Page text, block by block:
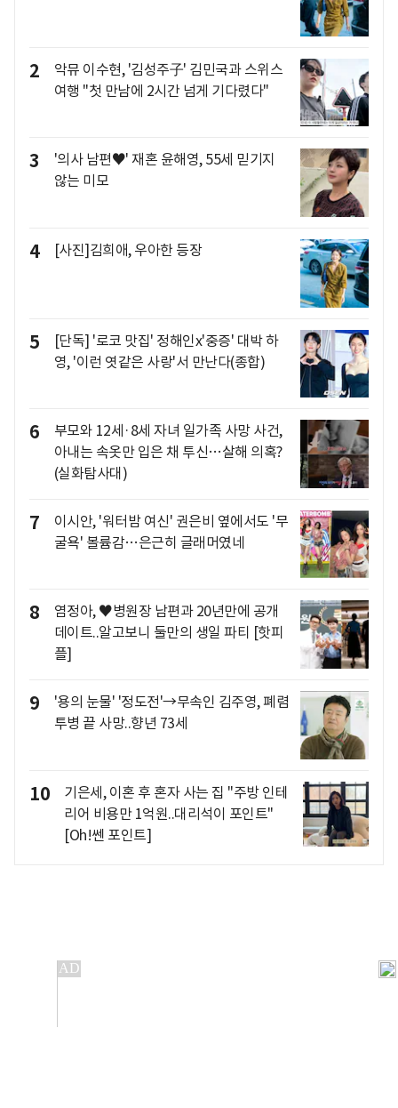
2
악뮤 이수현, '김성주子' 김민국과 스위스
여행 "첫 만남에 2시간 넘게 기다렸다"
3
'의사 남편♥' 재혼 윤해영, 55세 믿기지
않는 미모
4 [사진]김희애, 우아한 등장
5
[단독] '로코 맛집' 정해인x'중증' 대박 하
영, '이런 엿같은 사랑'서 만난다(종합)
6
부모와 12세·8세 자녀 일가족 사망 사건,
아내는 속옷만 입은 채 투신…살해 의혹?
(실화탐사대)
7
이시안, '워터밤 여신' 권은비 옆에서도 '무
굴욕' 볼륨감…은근히 글래머였네
8
염정아, ♥병원장 남편과 20년만에 공개
데이트..알고보니 둘만의 생일 파티 [핫피
플]
9
'용의 눈물' '정도전'→무속인 김주영, 폐렴
투병 끝 사망..향년 73세
10
기은세, 이혼 후 혼자 사는 집 "주방 인테
리어 비용만 1억원..대리석이 포인트"
[Oh!쎈 포인트]